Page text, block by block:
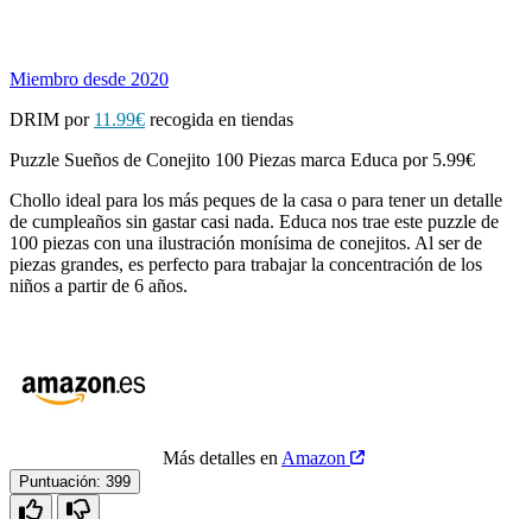
Miembro desde 2020
DRIM por 11.99€ recogida en tiendas
Puzzle Sueños de Conejito 100 Piezas marca Educa por 5.99€
Chollo ideal para los más peques de la casa o para tener un detalle
de cumpleaños sin gastar casi nada. Educa nos trae este puzzle de
100 piezas con una ilustración monísima de conejitos. Al ser de
piezas grandes, es perfecto para trabajar la concentración de los
niños a partir de 6 años.
Más detalles en Amazon
Puntuación: 399